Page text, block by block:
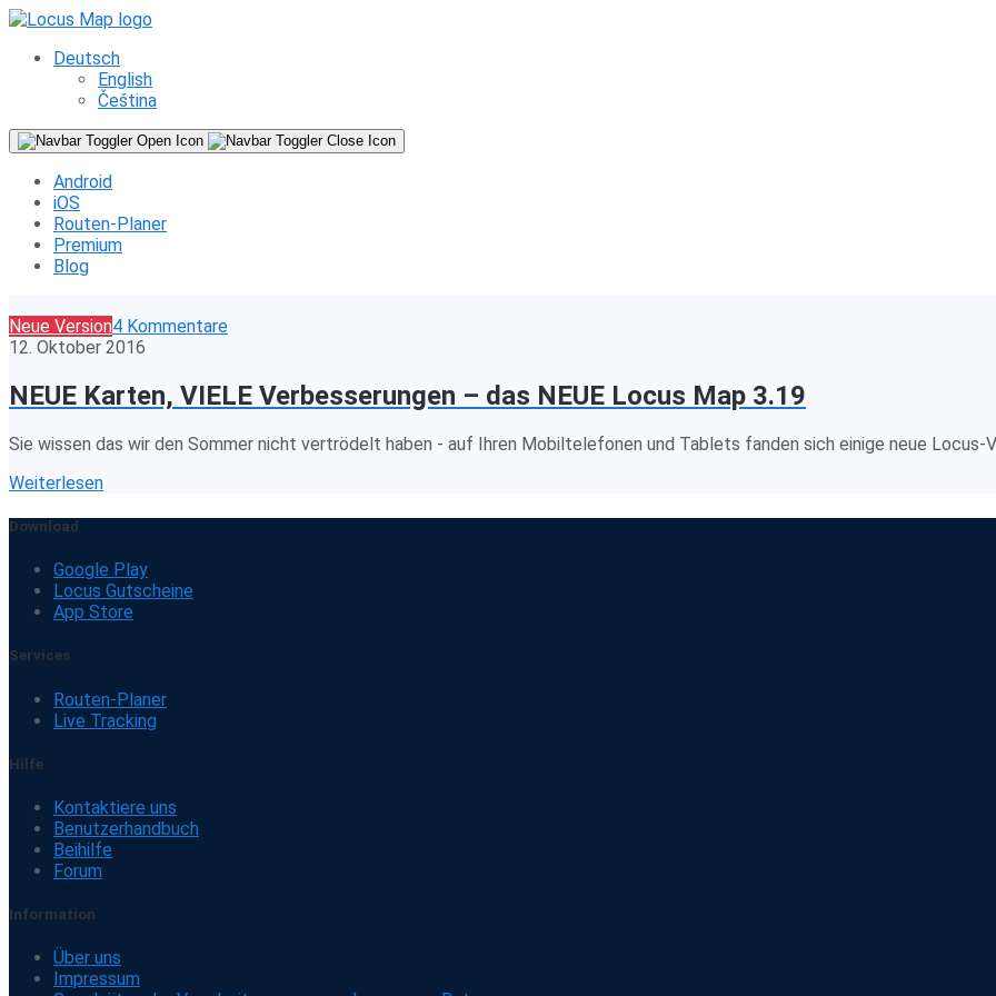
Deutsch
English
Čeština
Android
iOS
Routen-Planer
Premium
Blog
Neue Version4 Kommentare
12. Oktober 2016
NEUE Karten, VIELE Verbesserungen – das NEUE Locus Map 3.19
Sie wissen das wir den Sommer nicht vertrödelt haben - auf Ihren Mobiltelefonen und Tablets fanden sich einige neue Locus-
Weiterlesen
Download
Google Play
Locus Gutscheine
App Store
Services
Routen-Planer
Live Tracking
Hilfe
Kontaktiere uns
Benutzerhandbuch
Beihilfe
Forum
Information
Über uns
Impressum